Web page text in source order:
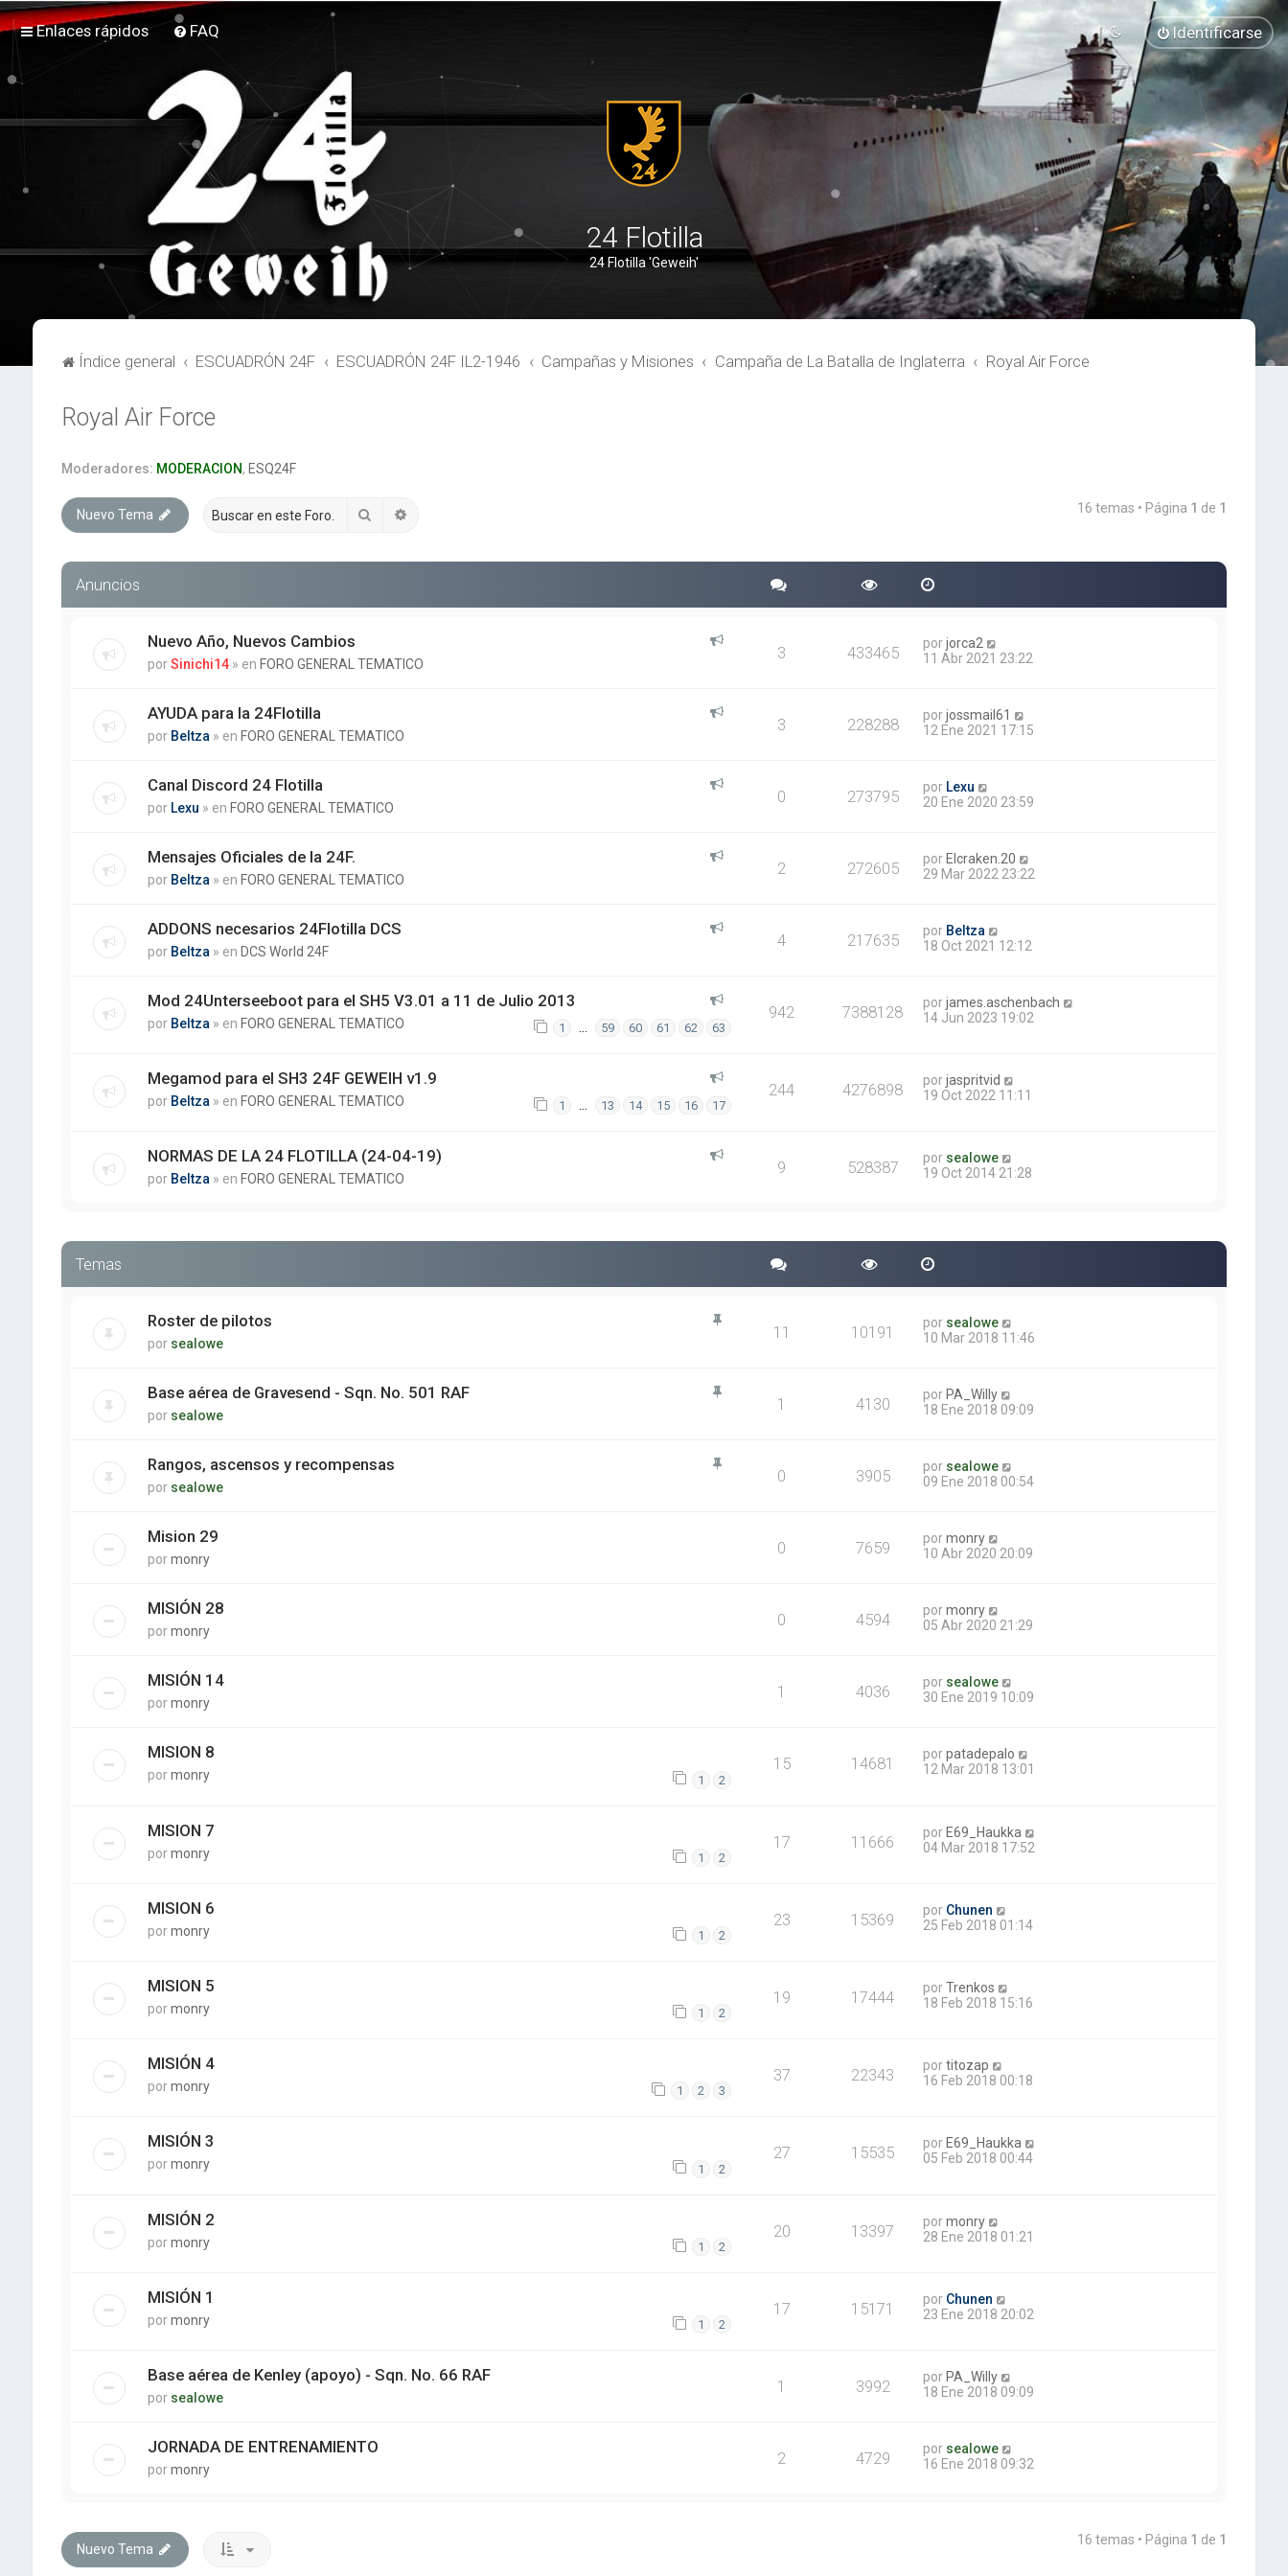
Enlaces rápidos FAQ Identificarse
24 Flotilla
24 Flotilla 'Geweih'
Índice general ESCUADRÓN 24F ESCUADRÓN 24F IL2-1946 Campañas y Misiones Campaña de La Batalla de Inglaterra Royal Air Force
Royal Air Force
Moderadores: MODERACION, ESQ24F
Nuevo Tema Buscar 16 temas • Página 1 de 1
Anuncios
Nuevo Año, Nuevos Cambios
porSinichi14 » en FORO GENERAL TEMATICO
3 433465 porjorca2
11 Abr 2021 23:22
AYUDA para la 24Flotilla
por Beltza » en FORO GENERAL TEMATICO
3 228288 porjossmail61
12 Ene 2021 17:15
Canal Discord 24 Flotilla
por Lexu » en FORO GENERAL TEMATICO
0 273795 por Lexu
20 Ene 2020 23:59
Mensajes Oficiales de la 24F.
por Beltza » en FORO GENERAL TEMATICO
2 272605 por Elcraken.20
29 Mar 2022 23:22
ADDONS necesarios 24Flotilla DCS
por Beltza » en DCS World 24F
4 217635 por Beltza
18 Oct 2021 12:12
Mod 24Unterseeboot para el SH5 V3.01 a 11 de Julio 2013
por Beltza » en FORO GENERAL TEMATICO 1 … 59 60 61 62 63
942 7388128 porjames.aschenbach
14 Jun 2023 19:02
Megamod para el SH3 24F GEWEIH v1.9
por Beltza » en FORO GENERAL TEMATICO 1 … 13 14 15 16 17
244 4276898 porjaspritvid
19 Oct 2022 11:11
NORMAS DE LA 24 FLOTILLA (24-04-19)
por Beltza » en FORO GENERAL TEMATICO
9 528387 por sealowe
19 Oct 2014 21:28
Temas
Roster de pilotos
por sealowe
11 10191 por sealowe
10 Mar 2018 11:46
Base aérea de Gravesend - Sqn. No. 501 RAF
por sealowe
1 4130 por PA_Willy
18 Ene 2018 09:09
Rangos, ascensos y recompensas
por sealowe
0 3905 por sealowe
09 Ene 2018 00:54
Mision 29
pormonry
0 7659 pormonry
10 Abr 2020 20:09
MISIÓN 28
pormonry
0 4594 pormonry
05 Abr 2020 21:29
MISIÓN 14
pormonry
1 4036 por sealowe
30 Ene 2019 10:09
MISION 8
pormonry 1 2
15 14681 porpatadepalo
12 Mar 2018 13:01
MISION 7
pormonry 1 2
17 11666 porE69_Haukka
04 Mar 2018 17:52
MISION 6
pormonry 1 2
23 15369 por Chunen
25 Feb 2018 01:14
MISION 5
pormonry 1 2
19 17444 porTrenkos
18 Feb 2018 15:16
MISIÓN 4
pormonry 1 2 3
37 22343 portitozap
16 Feb 2018 00:18
MISIÓN 3
pormonry 1 2
27 15535 por E69_Haukka
05 Feb 2018 00:44
MISIÓN 2
pormonry 1 2
20 13397 pormonry
28 Ene 2018 01:21
MISIÓN 1
pormonry 1 2
17 15171 por Chunen
23 Ene 2018 20:02
Base aérea de Kenley (apoyo) - Sqn. No. 66 RAF
por sealowe
1 3992 por PA_Willy
18 Ene 2018 09:09
JORNADA DE ENTRENAMIENTO
pormonry
2 4729 por sealowe
16 Ene 2018 09:32
Nuevo Tema
16 temas • Página 1 de 1